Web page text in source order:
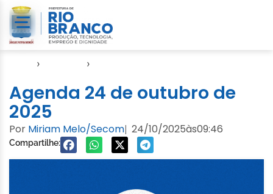
› ›
Agenda 24 de outubro de
2025
Por Miriam Melo/Secom| 24/10/2025às09:46
Compartilhe: